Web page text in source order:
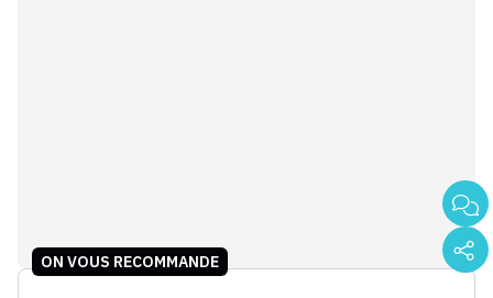
ON VOUS RECOMMANDE